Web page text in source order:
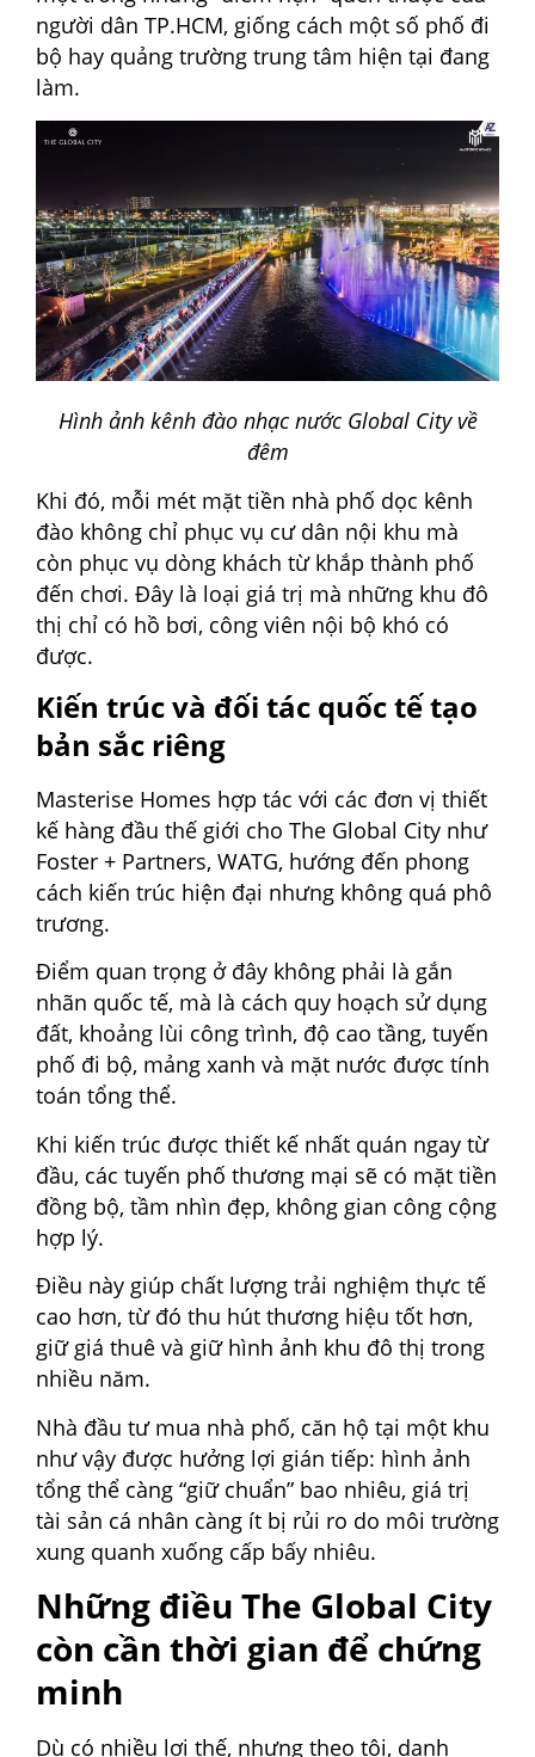
người dân TP.HCM, giống cách một số phố đi
bộ hay quảng trường trung tâm hiện tại đang
làm.
Hình ảnh kênh đào nhạc nước Global City về
đêm
Khi đó, mỗi mét mặt tiền nhà phố dọc kênh
đào không chỉ phục vụ cư dân nội khu mà
còn phục vụ dòng khách từ khắp thành phố
đến chơi. Đây là loại giá trị mà những khu đô
thị chỉ có hồ bơi, công viên nội bộ khó có
được.
Kiến trúc và đối tác quốc tế tạo
bản sắc riêng
Masterise Homes hợp tác với các đơn vị thiết
kế hàng đầu thế giới cho The Global City như
Foster + Partners, WATG, hướng đến phong
cách kiến trúc hiện đại nhưng không quá phô
trương.
Điểm quan trọng ở đây không phải là gắn
nhãn quốc tế, mà là cách quy hoạch sử dụng
đất, khoảng lùi công trình, độ cao tầng, tuyến
phố đi bộ, mảng xanh và mặt nước được tính
toán tổng thể.
Khi kiến trúc được thiết kế nhất quán ngay từ
đầu, các tuyến phố thương mại sẽ có mặt tiền
đồng bộ, tầm nhìn đẹp, không gian công cộng
hợp lý.
Điều này giúp chất lượng trải nghiệm thực tế
cao hơn, từ đó thu hút thương hiệu tốt hơn,
giữ giá thuê và giữ hình ảnh khu đô thị trong
nhiều năm.
Nhà đầu tư mua nhà phố, căn hộ tại một khu
như vậy được hưởng lợi gián tiếp: hình ảnh
tổng thể càng “giữ chuẩn” bao nhiêu, giá trị
tài sản cá nhân càng ít bị rủi ro do môi trường
xung quanh xuống cấp bấy nhiêu.
Những điều The Global City
còn cần thời gian để chứng
minh
Dù có nhiều lợi thế, nhưng theo tôi, danh